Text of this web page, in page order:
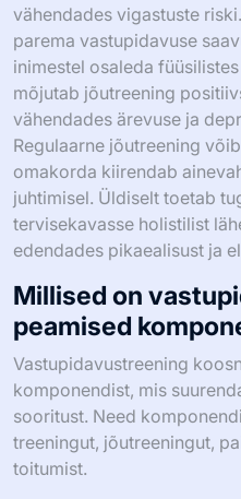
vähendades vigastuste
parema vastupidavuse
inimestel osaleda
mõjutab jõutreening
vähendades ärevuse ja
Regulaarne jõutreening
omakorda kiirendab
juhtimisel. Üldiselt toetab
tervisekavasse holistilist
edendades pikaealisust ja
Millised on
peamised
Vastupidavustreening
komponendist, mis
sooritust. Need
treeningut, jõutreeningut,
toitumist.